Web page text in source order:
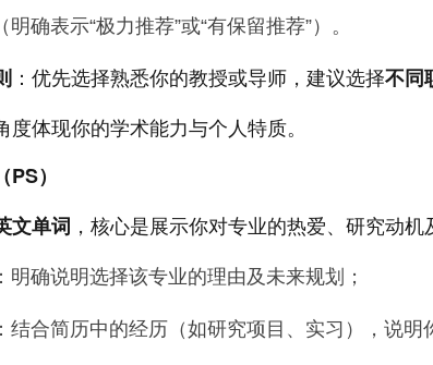
（明确表示“极力推荐”或“有保留推荐”）。
：优先选择熟悉你的教授或导师，建议选择不同
体现你的学术能力与个人特质。
）
文单词 ，核心是展示你对专业的热爱、研究动机
：明确说明选择该专业的理由及未来规划；
：结合简历中的经历（如研究项目、实习），说明